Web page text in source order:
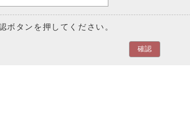
ボタンを押してください。
確認